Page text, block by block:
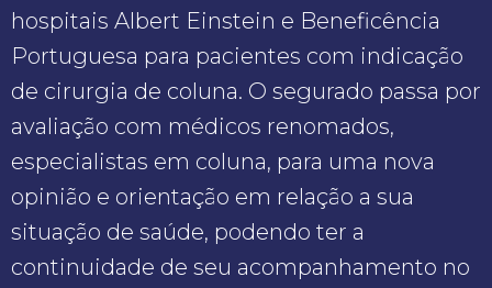
hospitais Albert Einstein e Beneficência
Portuguesa para pacientes com indicação
de cirurgia de coluna. O segurado passa por
avaliação com médicos renomados,
especialistas em coluna, para uma nova
opinião e orientação em relação a sua
situação de saúde, podendo ter a
continuidade de seu acompanhamento no